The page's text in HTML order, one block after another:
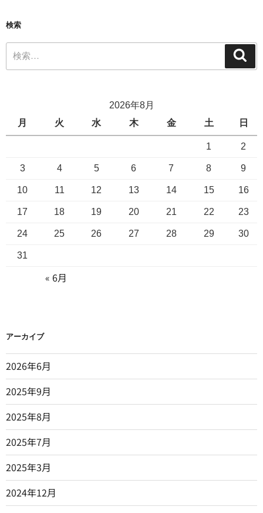
検索
2026年8月
月
火 水 木 金 土 日
1 2
3 4 5 6 7 8 9
10 11 12 13 14 15 16
17 18 19 20 21 22 23
24 25 26 27 28 29 30
31
« 6月
アーカイブ
2026年6月
2025年9月
2025年8月
2025年7月
2025年3月
2024年12月